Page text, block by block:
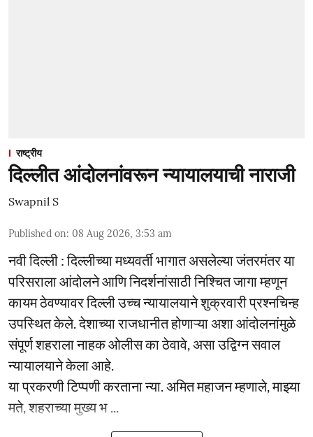
राष्ट्रीय
दिल्लीत आंदोलनांवरून न्यायालयाची नाराजी
Swapnil S
Published on: 08 Aug 2026, 3:53 am
नवी दिल्ली : दिल्लीच्या मध्यवर्ती भागात असलेल्या जंतरमंतर या
परिसराला आंदोलने आणि निदर्शनांसाठी निश्चित जागा म्हणून
कायम ठेवण्यावर दिल्ली उच्च न्यायालयाने शुक्रवारी प्रश्नचिन्ह
उपस्थित केले. देशाच्या राजधानीत होणाऱ्या अशा आंदोलनांमुळे
संपूर्ण शहराला नाहक ओलीस का ठेवावे, असा उद्विग्न सवाल
न्यायालयाने केला आहे.
या प्रकरणी टिप्पणी करताना न्या. अमित महाजन म्हणाले, माझ्या
मते, शहराच्या मुख्य भ ...